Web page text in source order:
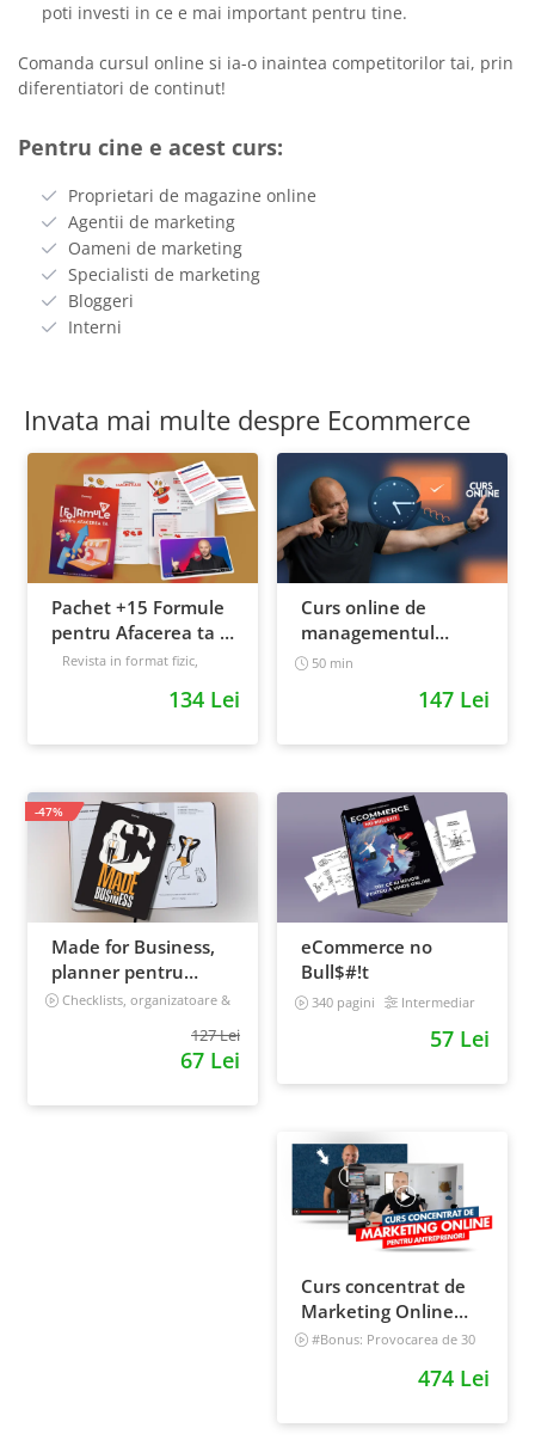
poti investi in ce e mai important pentru tine.
Comanda cursul online si ia-o inaintea competitorilor tai, prin
diferentiatori de continut!
Pentru cine e acest curs:
Proprietari de magazine online
Agentii de marketing
Oameni de marketing
Specialisti de marketing
Bloggeri
Interni
Invata mai multe despre Ecommerce
Pachet +15 Formule
pentru Afacerea ta +
Prompt-uri dedicate
Revista in format fizic,
134 Lei
Curs online de
managementul
timpului: cum sa
50 min
147 Lei
Made for Business,
planner pentru
afaceri & viata,
Checklists, organizatoare &
127 Lei
67 Lei
-47%
eCommerce no
Bull$#!t
340 pagini Intermediar
57 Lei
Curs concentrat de
Marketing Online
pentru antreprenori
#Bonus: Provocarea de 30
474 Lei